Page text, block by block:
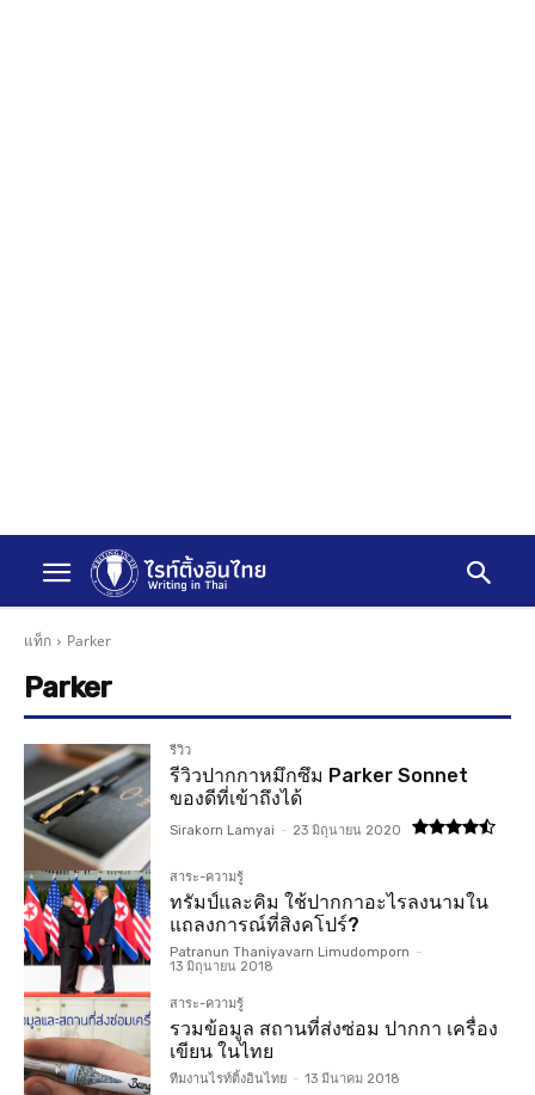
แท็ก Parker
Parker
รีวิว
รีวิวปากกาหมึกซึม Parker Sonnet
ของดีที่เข้าถึงได้
Sirakorn Lamyai - 23 มิถุนายน 2020
สาระ-ความรู้
ทรัมป์และคิม ใช้ปากกาอะไรลงนามใน
แถลงการณ์ที่สิงคโปร์?
Patranun Thaniyavarn Limudomporn -
13 มิถุนายน 2018
สาระ-ความรู้
รวมข้อมูล สถานที่ส่งซ่อม ปากกา เครื่อง
เขียน ในไทย
ทีมงานไรท์ติ้งอินไทย - 13 มีนาคม 2018